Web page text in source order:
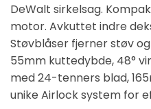
DeWalt sirkelsag.
motor. Avkuttet indre
Støvblåser fjerner støv
55mm kuttedybde, 48°
med 24-tenners blad,
unike Airlock system for